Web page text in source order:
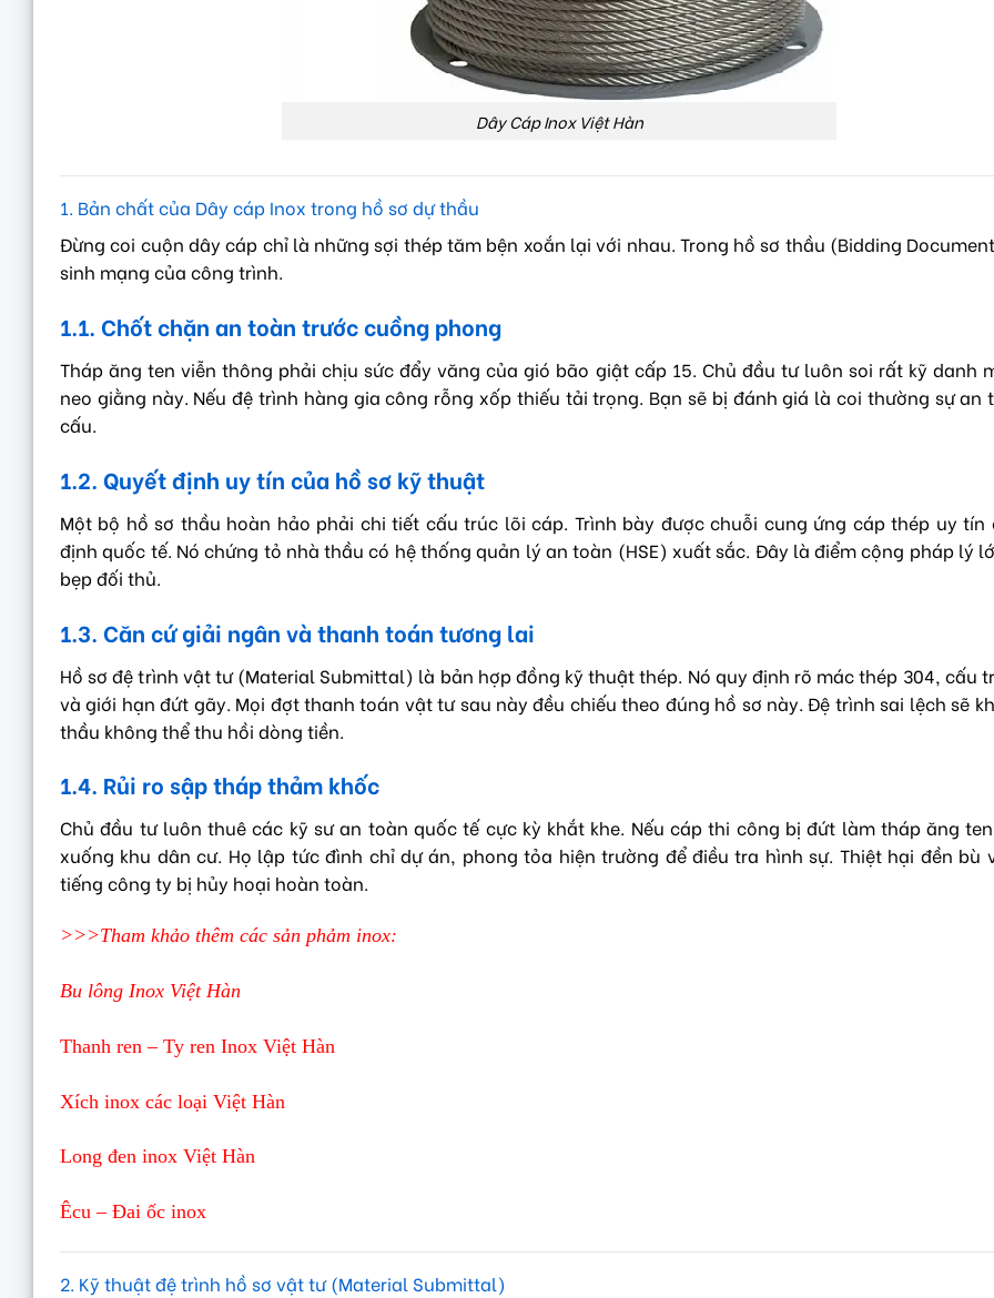
Dây Cáp Inox Việt Hàn
1. Bản chất của Dây cáp Inox trong hồ sơ dự thầu
Đừng coi cuộn dây cáp chỉ là những sợi thép tăm bện xoắn lại với nhau. Trong hồ sơ thầu (Bidding
sinh mạng của công trình.
1.1. Chốt chặn an toàn trước cuồng phong
Tháp ăng ten viễn thông phải chịu sức đẩy văng của gió bão giật cấp 15. Chủ đầu tư luôn soi rất kỹ danh
neo giằng này. Nếu đệ trình hàng gia công rỗng xốp thiếu tải trọng. Bạn sẽ bị đánh giá là coi thường sự an
cấu.
1.2. Quyết định uy tín của hồ sơ kỹ thuật
Một bộ hồ sơ thầu hoàn hảo phải chi tiết cấu trúc lõi cáp. Trình bày được chuỗi cung ứng cáp thép uy tín
định quốc tế. Nó chứng tỏ nhà thầu có hệ thống quản lý an toàn (HSE) xuất sắc. Đây là điểm cộng pháp lý
bẹp đối thủ.
1.3. Căn cứ giải ngân và thanh toán tương lai
Hồ sơ đệ trình vật tư (Material Submittal) là bản hợp đồng kỹ thuật thép. Nó quy định rõ mác thép 304, cấu
và giới hạn đứt gãy. Mọi đợt thanh toán vật tư sau này đều chiếu theo đúng hồ sơ này. Đệ trình sai lệch sẽ
thầu không thể thu hồi dòng tiền.
1.4. Rủi ro sập tháp thảm khốc
Chủ đầu tư luôn thuê các kỹ sư an toàn quốc tế cực kỳ khắt khe. Nếu cáp thi công bị đứt làm tháp ăng
xuống khu dân cư. Họ lập tức đình chỉ dự án, phong tỏa hiện trường để điều tra hình sự. Thiệt hại đền bù
tiếng công ty bị hủy hoại hoàn toàn.
>>>Tham khảo thêm các sản phảm inox:
Bu lông Inox Việt Hàn
Thanh ren – Ty ren Inox Việt Hàn
Xích inox các loại Việt Hàn
Long đen inox Việt Hàn
Êcu – Đai ốc inox
2. Kỹ thuật đệ trình hồ sơ vật tư (Material Submittal)